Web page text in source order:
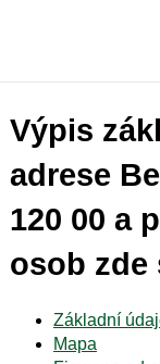
Výpis
adrese
120 00 a
osob zde
Základní
Mapa